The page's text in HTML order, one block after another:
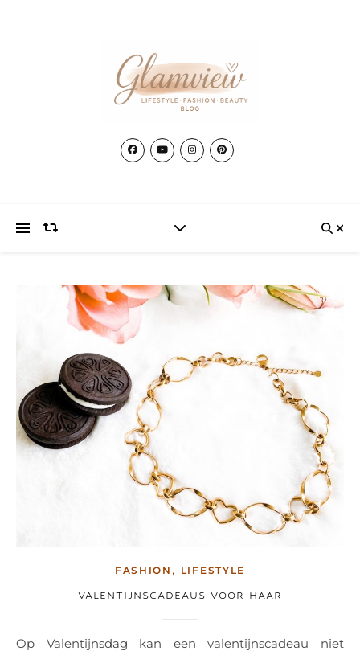
FASHION , LIFESTYLE
VALENTIJNSCADEAUS VOOR HAAR
Op Valentijnsdag kan een valentijnscadeau niet